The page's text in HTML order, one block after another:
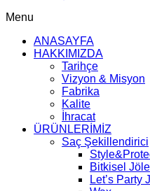
Menu
ANASAYFA
HAKKIMIZDA
Tarihçe
Vizyon & Misyon
Fabrika
Kalite
İhracat
ÜRÜNLERİMİZ
Saç Şekillendirici
Bitkisel Jöle
Let’s Party